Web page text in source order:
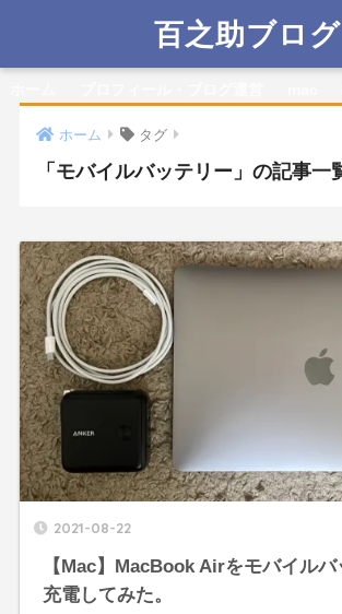
百之助ブログ
ホーム タグ
「モバイルバッテリー」の記事一
2021-08-22
【Mac】MacBook Airをモバイル
充電してみた。